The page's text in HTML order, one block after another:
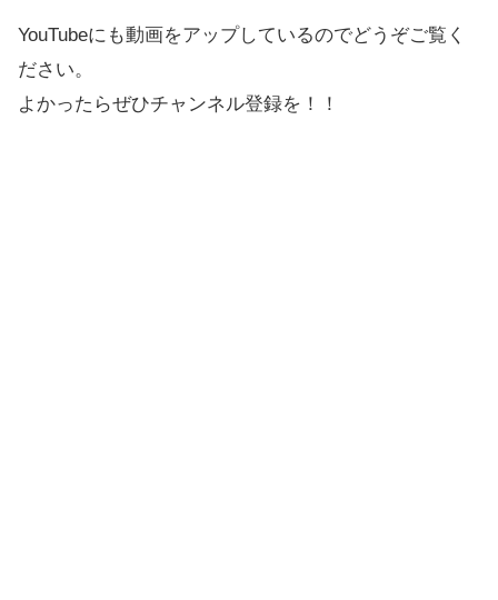
YouTubeにも動画をアップしているのでどうぞご覧く
ださい。
よかったらぜひチャンネル登録を！！